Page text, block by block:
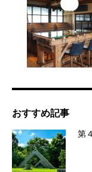
おすすめ記事
第